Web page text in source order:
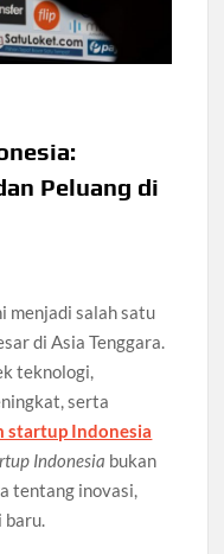
Peluang di
menjadi salah satu
di Asia Tenggara.
teknologi,
serta
startup Indonesia
Indonesia bukan
tentang inovasi,